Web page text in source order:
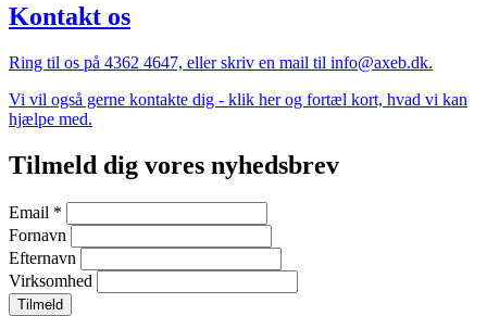
Kontakt os
Ring til os på 4362 4647, eller skriv en mail til info@axeb.dk.
Vi vil også gerne kontakte dig - klik her og fortæl kort, hvad vi kan
hjælpe med.
Tilmeld dig vores nyhedsbrev
Email *
Fornavn
Efternavn
Virksomhed